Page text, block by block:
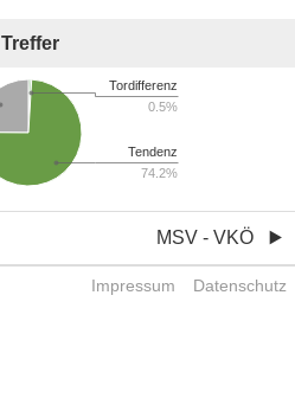
Treffer
Tordifferenz
0.5%
Tendenz
74.2%
MSV - VKÖ
Impressum Datenschutz